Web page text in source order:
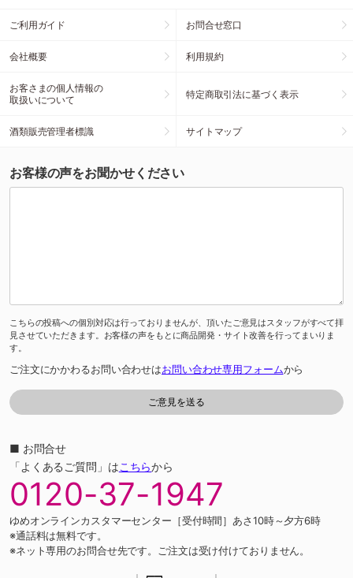
ご利用ガイド お問合せ窓口
会社概要 利用規約
お客さまの個人情報の
取扱いについて
特定商取引法に基づく表示
酒類販売管理者標識 サイトマップ
お客様の声をお聞かせください
こちらの投稿への個別対応は行っておりませんが、頂いたご意見はスタッフがすべて拝
見させていただきます。お客様の声をもとに商品開発・サイト改善を行ってまいりま
す。
ご注文にかかわるお問い合わせはお問い合わせ専用フォームから
■ お問合せ
「よくあるご質問」はこちらから
0120-37-1947
ゆめオンラインカスタマーセンター［受付時間］あさ10時～夕方6時
※通話料は無料です。
※ネット専用のお問合せ先です。ご注文は受け付けておりません。